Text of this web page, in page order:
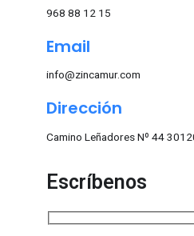
968 88 12 15
Email
info@zincamur.com
Dirección
Camino Leñadores Nº 44
Escríbenos